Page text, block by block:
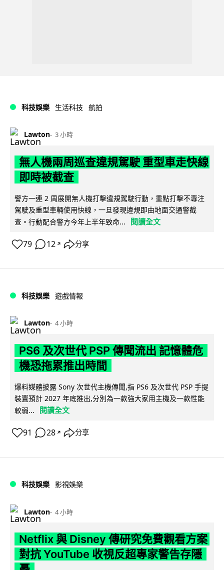
科技娛樂 生活科技 航拍
Lawton 3 小時
無人機兩周巡查違規駕駛 重型車走快線
即時被截查
警方一連 2 周展開無人機打擊違規駕駛行動，重點打擊不專注
駕駛及重型車輛使用快線，一旦發現違規即由地面交通警截
查。行動配合警方今年上半年致命...
閱讀全文
79 12 ↗ 分享
科技娛樂 遊戲情報
Lawton 4 小時
PS6 及次世代 PSP 傳聞流出 記憶體危
機恐拖累推出時間
爆料媒體披露 Sony 次世代主機傳聞,指 PS6 及次世代 PSP 手提
裝置預計 2027 年底推出,分別為一款強大家用主機及一款性能
較弱...
閱讀全文
91 28 ↗ 分享
科技娛樂 影視娛樂
Lawton 4 小時
Netflix 與 Disney 傳研究免費觀看方案
對抗 YouTube 收視反超專家警告存隱